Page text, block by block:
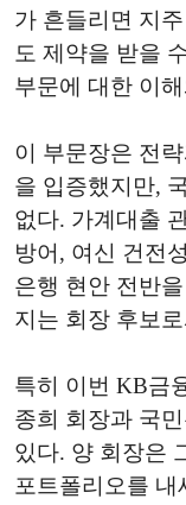
가 흔들리면 지
도 제약을 받을
부문에 대한 이
이 부문장은 전
을 입증했지만,
없다. 가계대출
방어, 여신 건전
은행 현안 전반
지는 회장 후보
특히 이번 KB금
종희 회장과 국
있다. 양 회장은
포트폴리오를